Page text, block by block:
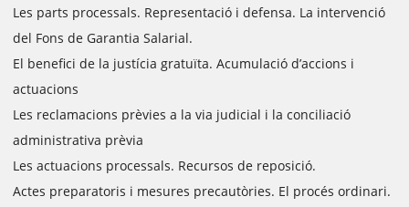
Les parts processals. Representació i defensa. La intervenció
del Fons de Garantia Salarial.
El benefici de la justícia gratuïta. Acumulació d’accions i
actuacions
Les reclamacions prèvies a la via judicial i la conciliació
administrativa prèvia
Les actuacions processals. Recursos de reposició.
Actes preparatoris i mesures precautòries. El procés ordinari.